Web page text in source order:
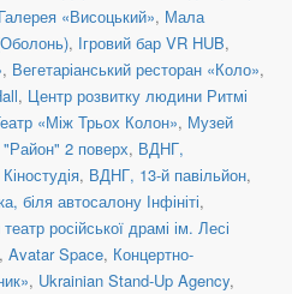
Галерея «Висоцький», Мала
, Ігровий бар VR HUB,
, Вегетаріанський ресторан «Коло»,
, Центр розвитку людини Ритмі
«Між Трьох Колон», Музей
2 поверх, ВДНГ,
Кіностудія, ВДНГ, 13-й павільйон,
біля автосалону Інфініті,
російської драмі ім. Лесі
, Avatar Space, Концертно-
, Ukrainian Stand-Up Agency,